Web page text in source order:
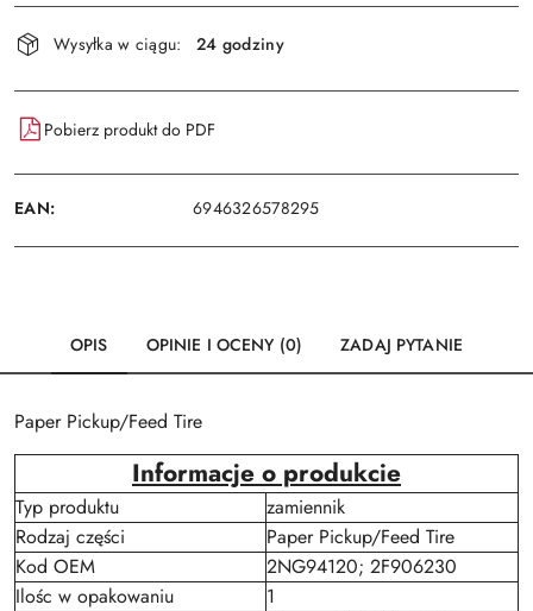
Dostępność
i
dostawa
Wysyłka w ciągu: 24 godziny
Pobierz produkt do PDF
EAN: 6946326578295
OPIS OPINIE I OCENY (0) ZADAJ PYTANIE
Paper Pickup/Feed Tire
Informacje o produkcie
Typ produktu
zamiennik
Rodzaj części
Paper Pickup/Feed Tire
Kod OEM
2NG94120; 2F906230
Ilośc w opakowaniu
1